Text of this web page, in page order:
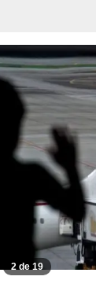
2 de 19